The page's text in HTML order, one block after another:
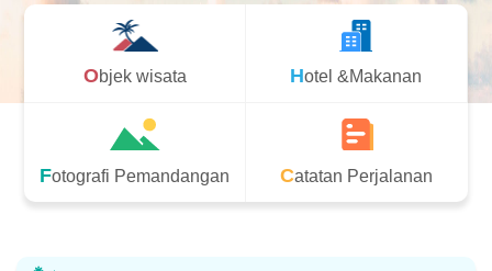
Objek wisata Hotel &Makanan
Fotografi Pemandangan Catatan Perjalanan